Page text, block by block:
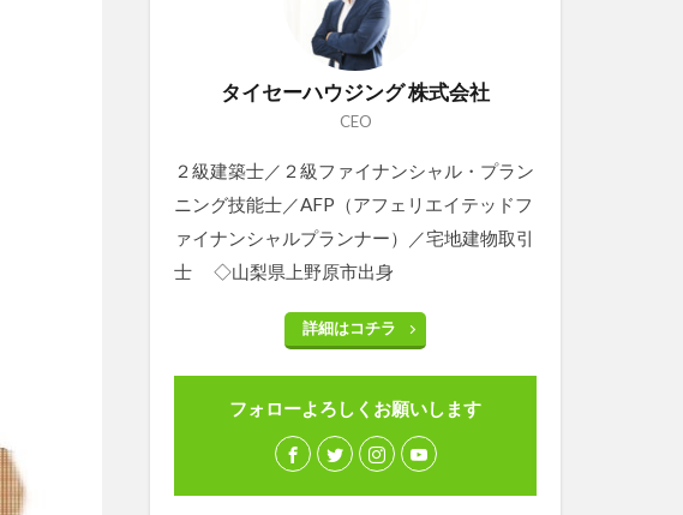
タイセーハウジング 株式会社
CEO
２級建築士／２級ファイナンシャル・プラン
ニング技能士／AFP（アフェリエイテッドフ
ァイナンシャルプランナー）／宅地建物取引
士 ◇山梨県上野原市出身
詳細はコチラ
フォローよろしくお願いします